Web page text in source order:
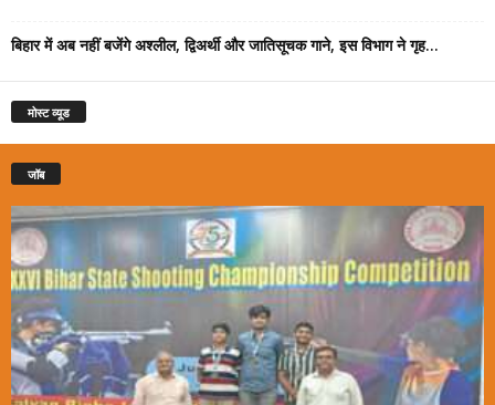
बिहार में अब नहीं बजेंगे अश्लील, द्विअर्थी और जातिसूचक गाने, इस विभाग ने गृह...
मोस्ट व्यूड
जॉब